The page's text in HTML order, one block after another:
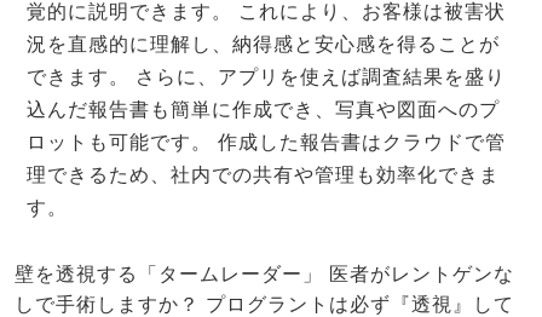
覚的に説明できます。 これにより、お客様は被害状
況を直感的に理解し、納得感と安心感を得ることが
できます。 さらに、アプリを使えば調査結果を盛り
込んだ報告書も簡単に作成でき、写真や図面へのプ
ロットも可能です。 作成した報告書はクラウドで管
理できるため、社内での共有や管理も効率化できま
す。
壁を透視する「タームレーダー」 医者がレントゲンな
しで手術しますか？ プログラントは必ず『透視』して